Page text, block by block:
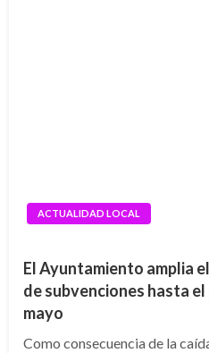
ACTUALIDAD LOCAL
El Ayuntamiento amplia
de subvenciones hasta
mayo
Como consecuencia de la